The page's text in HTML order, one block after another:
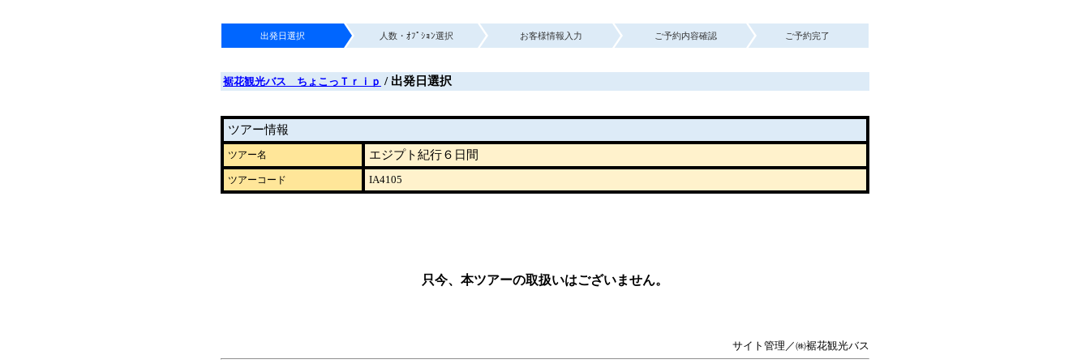
出発日選択 人数・ｵﾌﾟｼｮﾝ選択 お客様情報入力 ご予約内容確認 ご予約完了
裾花観光バス ちょこっＴｒｉｐ / 出発日選択
ツアー情報
ツアー名 エジプト紀行６日間
ツアーコード IA4105
只今、本ツアーの取扱いはございません。
サイト管理／㈱裾花観光バス